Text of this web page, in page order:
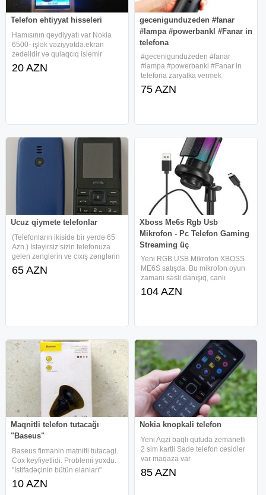
Telefon ehtiyyat hisseleri
Hamısının qeydiyyatı var Nokia
6500- işlək vəziyyətdə.ekran
zədəlidir və qulaqcıq islemir
Nokia 7373- işləyir.ekran xarabdır
Nokia 2720- işləyir.karkasın
20 AZN
gecenigunduzeden #fanar
#lampa #powerbankl #Fanar in
telefona
#gecenigunduzeden #fanar
#lampa #powerbankl #Fanar in
telefona zaryatka vermek
funksiyasida var 6 rejim yenidən
doldurulan maye lazer led fənər
vacib
75 AZN
Ucuz qiymete telefonlar
(Telefonların ikisidə bir yerdə 65
Azn.) İstəyirsiz sizin telefonuza
gelen zənglərin ve cıxış zənglərin
danışıqaların telefonuzun
yaddaşında saxlamaq, bax bu iki
65 AZN
Xboss Me6s Rgb Usb
Mikrofon - Pc Telefon Gaming
Streaming üç
Yeni RGB USB Mikrofon XBOSS
ME6S satışda. Bu mikrofon oyun
zamanı səsli danışıq, canlı
yayımlar, video çəkilişləri,
karaoke, podcast və gündəlik
səsyazma
104 AZN
Maqnitli telefon tutacağı
"Baseus"
Baseus firmanin matnitli tutacagi.
Cox keyfiyetlidi. Problemi yoxdu.
"İstifadəçinin bütün elanları"
bölməsindən digər elanlarıma
baxa bilərsiniz maqnit telefon
10 AZN
Nokia knopkali telefon
Yeni Aqzi baqli qutuda zemanetli
2 sim kartli Sade telefon cesidler
var maqaza var
85 AZN